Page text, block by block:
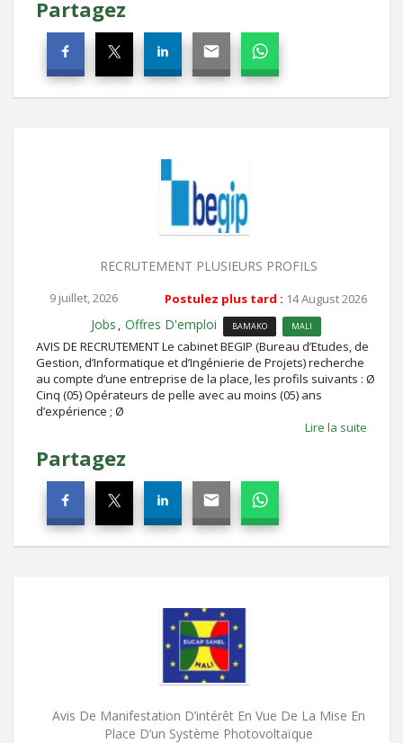
Partagez
RECRUTEMENT PLUSIEURS PROFILS
9 juillet, 2026 Postulez plus tard : 14 August 2026
Jobs , Offres D'emploi BAMAKO MALI
AVIS DE RECRUTEMENT Le cabinet BEGIP (Bureau d’Etudes, de
Gestion, d’Informatique et d’Ingénierie de Projets) recherche
au compte d’une entreprise de la place, les profils suivants : Ø
Cinq (05) Opérateurs de pelle avec au moins (05) ans
d’expérience ; Ø
Lire la suite
Partagez
Avis De Manifestation D’intérêt En Vue De La Mise En
Place D’un Système Photovoltaïque